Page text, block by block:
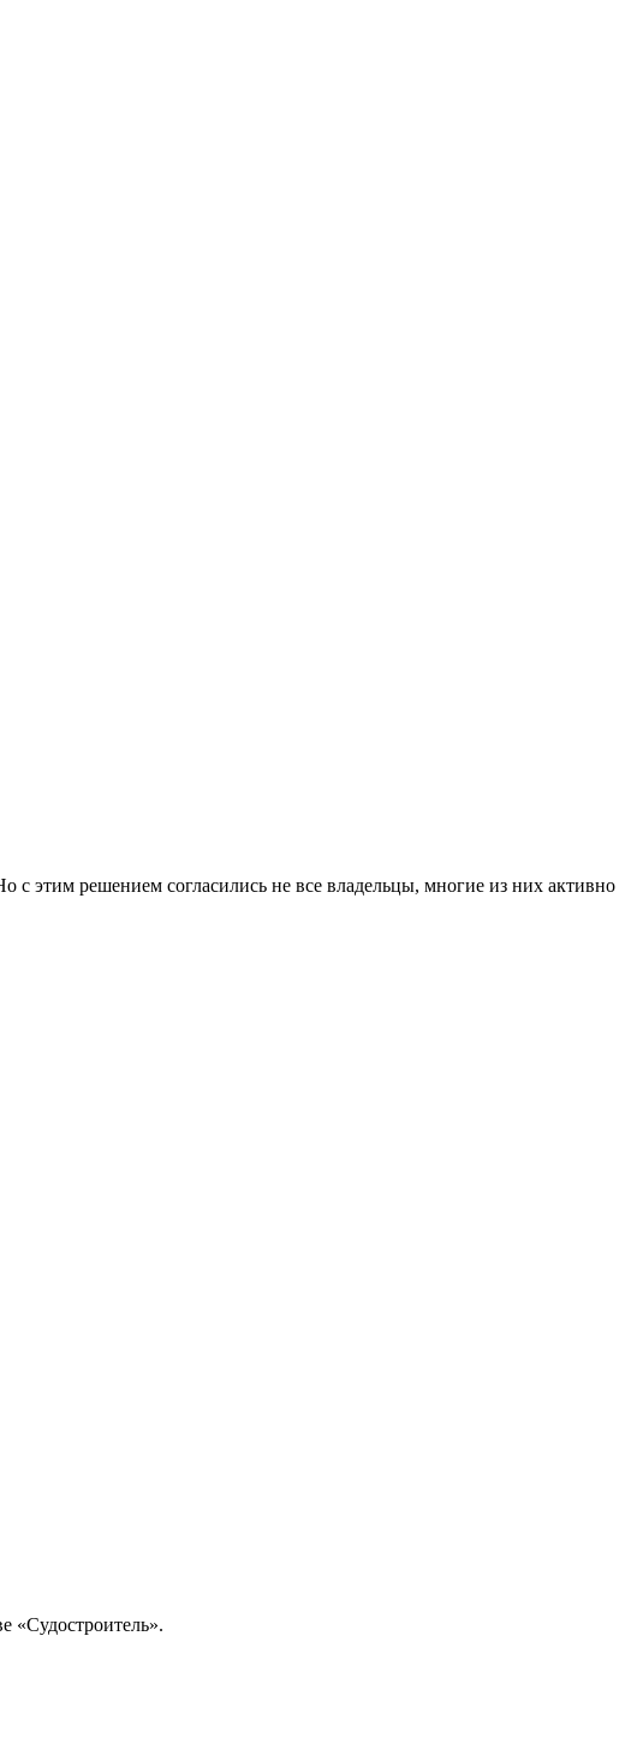
с этим решением согласились не все владельцы, многие из них активно
«Судостроитель».